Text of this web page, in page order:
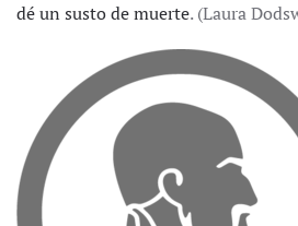
dé un susto de muerte. (Laura